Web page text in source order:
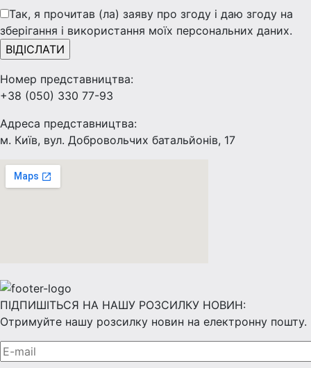
Так, я прочитав (ла) заяву про згоду і даю згоду на
зберігання і використання моїх персональних даних.
Номер представництва:
+38 (050) 330 77-93
Адреса представництва:
м. Київ, вул. Добровольчих батальйонів, 17
ПІДПИШІТЬСЯ НА НАШУ РОЗСИЛКУ НОВИН:
Отримуйте нашу розсилку новин на електронну пошту.